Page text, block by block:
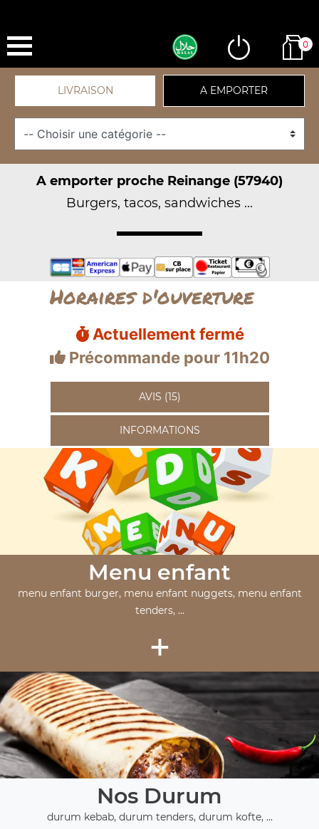
0
LIVRAISON A EMPORTER
A emporter proche Reinange (57940)
Burgers, tacos, sandwiches ...
Horaires d'ouverture
Actuellement fermé
Précommande pour 11h20
AVIS (15)
INFORMATIONS
Menu enfant
menu enfant burger, menu enfant nuggets, menu enfant
tenders, ...
+
Nos Durum
durum kebab, durum tenders, durum kofte, ...